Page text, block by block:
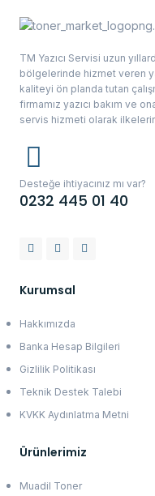
TM Yazıcı Servisi uzun
bölgelerinde hizmet veren
kaliteyi ön planda tutan
firmamız yazıcı bakım ve
servis hizmeti olarak
Desteğe ihtiyacınız mı var?
0232 445 01 40
Kurumsal
Hakkımızda
Banka Hesap Bilgileri
Gizlilik Politikası
Teknik Destek Talebi
KVKK Aydınlatma Metni
Ürünlerimiz
Muadil Toner